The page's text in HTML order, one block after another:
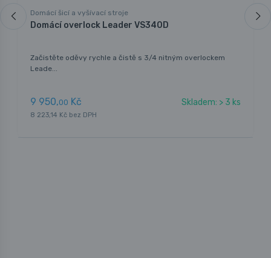
Domácí šicí a vyšívací stroje
Domácí overlock Leader VS340D
Začistěte oděvy rychle a čistě s 3/4 nitným overlockem
Leade...
9 950,00 Kč Skladem: > 3 ks
8 223,14 Kč bez DPH